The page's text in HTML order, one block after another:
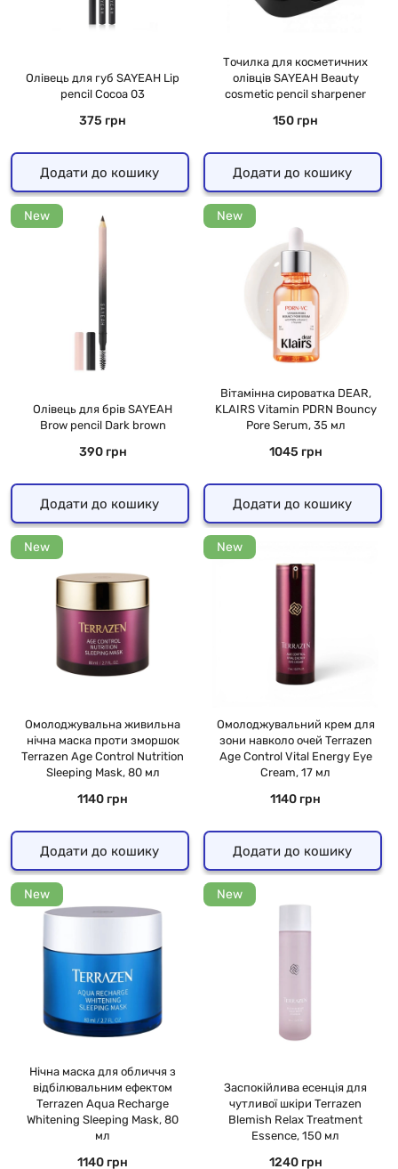
Олівець для губ SAYEAH Lip
pencil Cocoa 03
375 грн
Додати до кошику
Точилка для косметичних
олівців SAYEAH Beauty
cosmetic pencil sharpener
150 грн
Додати до кошику
New
Олівець для брів SAYEAH
Brow pencil Dark brown
390 грн
Додати до кошику
New
Вітамінна сироватка DEAR,
KLAIRS Vitamin PDRN Bouncy
Pore Serum, 35 мл
1045 грн
Додати до кошику
New
Омолоджувальна живильна
нічна маска проти зморшок
Terrazen Age Control Nutrition
Sleeping Mask, 80 мл
1140 грн
Додати до кошику
New
Омолоджувальний крем для
зони навколо очей Terrazen
Age Control Vital Energy Eye
Cream, 17 мл
1140 грн
Додати до кошику
New
Нічна маска для обличчя з
відбілювальним ефектом
Terrazen Aqua Recharge
Whitening Sleeping Mask, 80
мл
1140 грн
New
Заспокійлива есенція для
чутливої шкіри Terrazen
Blemish Relax Treatment
Essence, 150 мл
1240 грн